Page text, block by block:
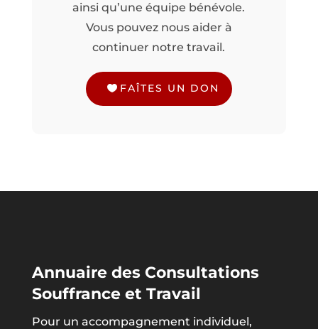
ainsi qu’une équipe bénévole.
Vous pouvez nous aider à
continuer notre travail.
FAÎTES UN DON
Annuaire des Consultations
Souffrance et Travail
Pour un accompagnement individuel,